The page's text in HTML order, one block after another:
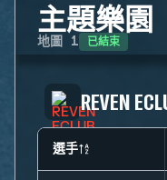
主題樂園
地圖 1 已結束
REVEN
選手